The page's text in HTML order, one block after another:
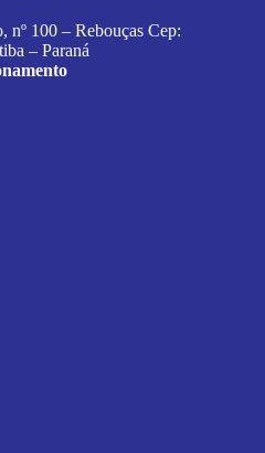
nº 100 – Rebouças Cep:
– Paraná